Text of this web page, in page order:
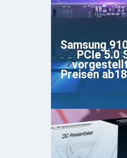
Samsung
PCIe 5.0
Preisen